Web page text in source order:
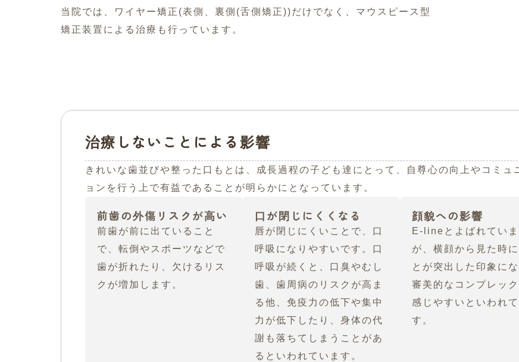
当院では、ワイヤー矯正(表側、裏側(舌側矯正))だけでなく、マウスピース型
矯正装置による治療も行っています。
治療しないことによる影響
きれいな歯並びや整った口もとは、成長過程の子ども達にとって、自尊心の向上やコミュ
ョンを行う上で有益であることが明らかにとなっています。
前歯の外傷リスクが高い
前歯が前に出ていること
で、転倒やスポーツなどで
歯が折れたり、欠けるリス
クが増加します。
口が閉じにくくなる
唇が閉じにくいことで、口
呼吸になりやすいです。口
呼吸が続くと、口臭やむし
歯、歯周病のリスクが高ま
る他、免疫力の低下や集中
力が低下したり、身体の代
謝も落ちてしまうことがあ
るといわれています。
顔貌への影響
E-lineとよばれていま
が、横顔から見た時
とが突出した印象にな
審美的なコンプレック
感じやすいといわれて
す。